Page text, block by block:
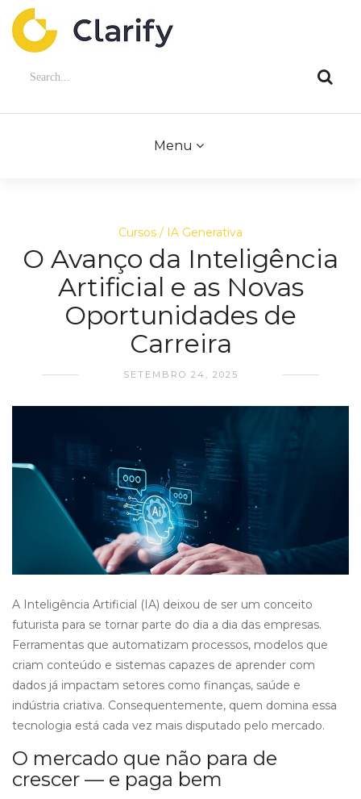
Menu
Cursos IA Generativa
O Avanço da Inteligência
Artificial e as Novas
Oportunidades de
Carreira
SETEMBRO 24, 2025
A Inteligência Artificial (IA) deixou de ser um conceito
futurista para se tornar parte do dia a dia das empresas.
Ferramentas que automatizam processos, modelos que
criam conteúdo e sistemas capazes de aprender com
dados já impactam setores como finanças, saúde e
indústria criativa. Consequentemente, quem domina essa
tecnologia está cada vez mais disputado pelo mercado.
O mercado que não para de
crescer — e paga bem